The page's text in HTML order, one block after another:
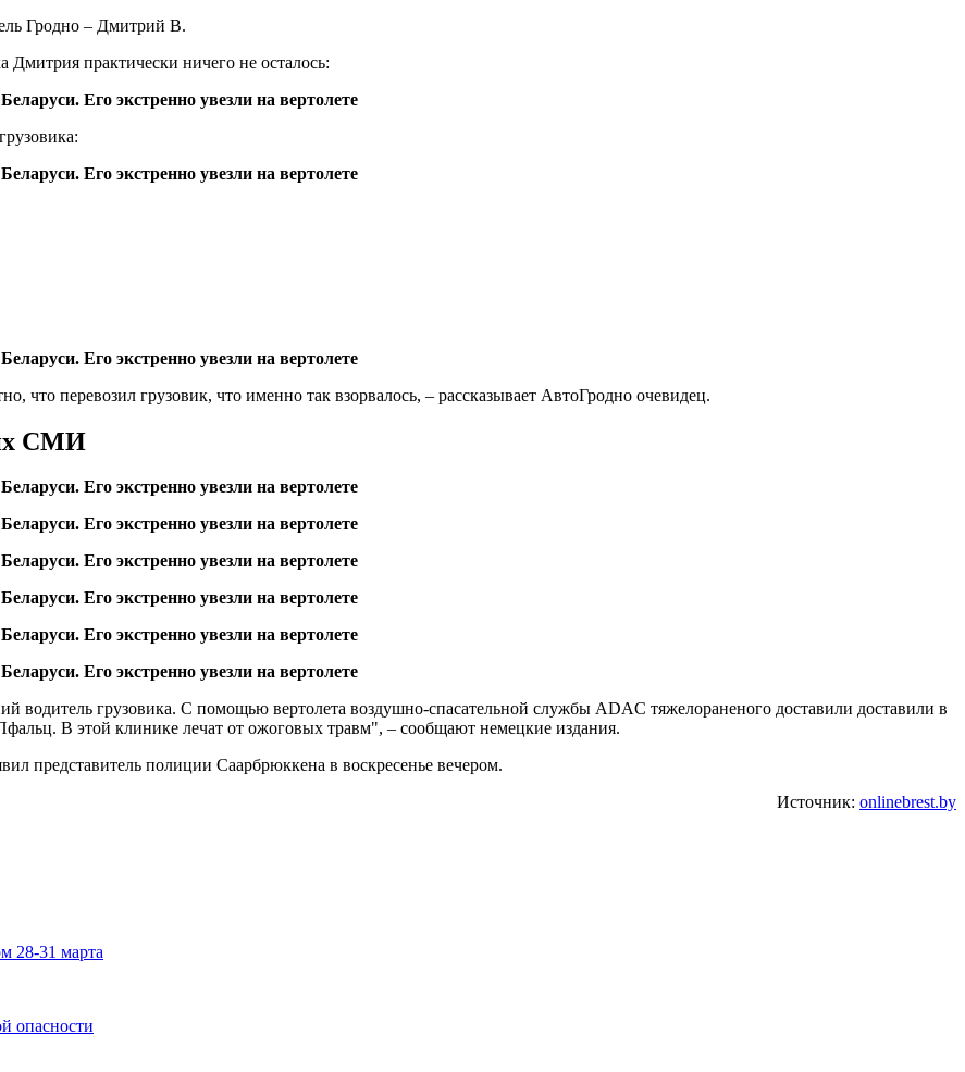
Гродно – Дмитрий В.
практически ничего не осталось:
что перевозил грузовик, что именно так взорвалось, – рассказывает АвтоГродно очевидец.
СМИ
водитель грузовика. С помощью вертолета воздушно-спасательной службы ADAC тяжелораненого доставили доставили в
В этой клинике лечат от ожоговых травм", – сообщают немецкие издания.
представитель полиции Саарбрюккена в воскресенье вечером.
Источник: onlinebrest.by
28-31 марта
опасности